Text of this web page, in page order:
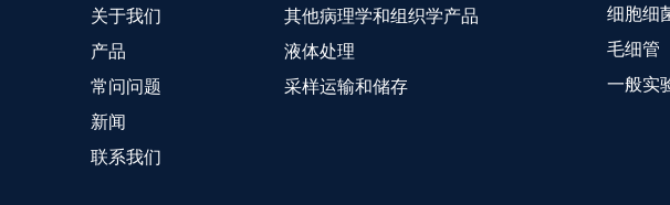
关于我们
产品
常问问题
新闻
联系我们
其他病理学和组织学产品
液体处理
采样运输和储存
细胞细
毛细管
一般实